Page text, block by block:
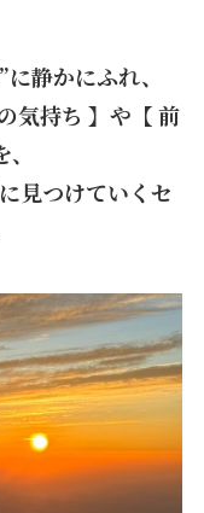
静かにふれ、
気持ち 】や【 前
見つけていくセ